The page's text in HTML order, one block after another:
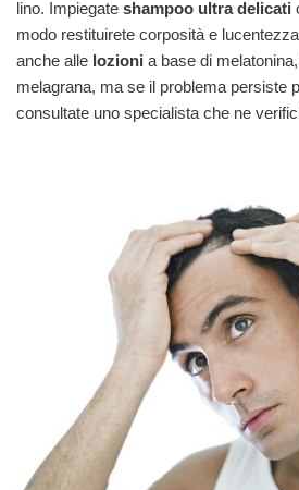
lino. Impiegate shampoo ultra delicati
modo restituirete corposità e
anche alle lozioni a base di
melagrana, ma se il problema persiste
consultate uno specialista che ne